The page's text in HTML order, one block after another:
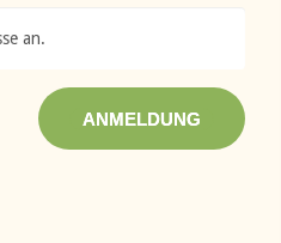
ANMELDUNG